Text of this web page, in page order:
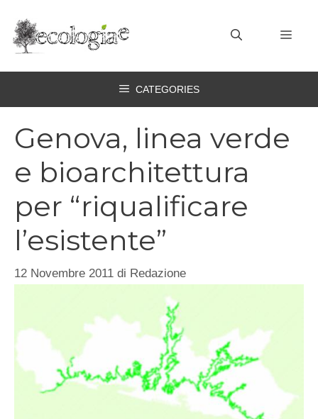
contenuto
CATEGORIES
Genova, linea verde
e bioarchitettura
per “riqualificare
l’esistente”
12 Novembre 2011 di Redazione